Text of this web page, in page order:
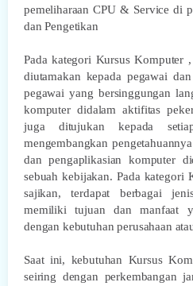
pemeliharaan CPU & Service di
dan Pengetikan
Pada kategori Kursus Komputer
diutamakan kepada pegawai
pegawai yang bersinggungan
komputer didalam aktifitas
juga ditujukan kepada
mengembangkan
dan pengaplikasian komputer
sebuah kebijakan. Pada kategori
sajikan, terdapat berbagai
memiliki tujuan dan manfaat
dengan kebutuhan perusahaan
Saat ini, kebutuhan Kursus
seiring dengan perkembangan